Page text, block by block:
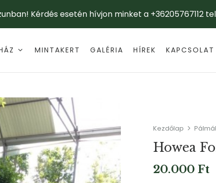
Kérdés esetén hívjon minket a +36205767112
MINTAKERT GALÉRIA HÍREK KAPCSOLAT
Kezdőlap
Howea
20.000 Ft